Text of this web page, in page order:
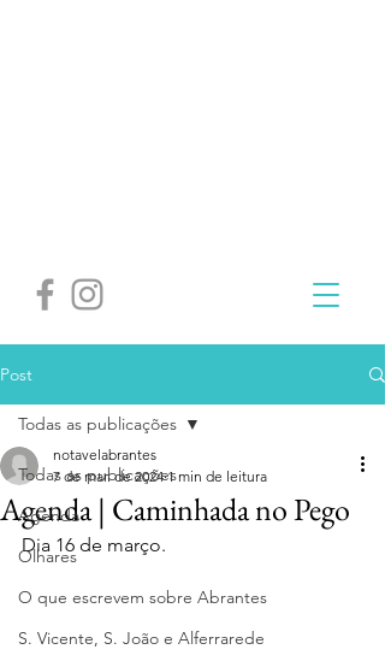
Post
Todas as publicações
Agenda
Olhares
O que escrevem sobre Abrantes
S. Vicente, S. João e Alferrarede
Todas as publicações
Agenda | Caminhada no Pego
notavelabrantes
7 de mar. de 2024 1 min de leitura
Dia 16 de março.